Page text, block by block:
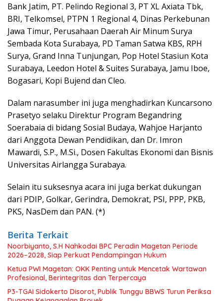
Bank Jatim, PT. Pelindo Regional 3, PT XL Axiata Tbk,
BRI, Telkomsel, PTPN 1 Regional 4, Dinas Perkebunan
Jawa Timur, Perusahaan Daerah Air Minum Surya
Sembada Kota Surabaya, PD Taman Satwa KBS, RPH
Surya, Grand Inna Tunjungan, Pop Hotel Stasiun Kota
Surabaya, Leedon Hotel & Suites Surabaya, Jamu Iboe,
Bogasari, Kopi Bujend dan Cleo.
Dalam narasumber ini juga menghadirkan Kuncarsono
Prasetyo selaku Direktur Program Begandring
Soerabaia di bidang Sosial Budaya, Wahjoe Harjanto
dari Anggota Dewan Pendidikan, dan Dr. Imron
Mawardi, S.P., M.Si., Dosen Fakultas Ekonomi dan Bisnis
Universitas Airlangga Surabaya.
Selain itu suksesnya acara ini juga berkat dukungan
dari PDIP, Golkar, Gerindra, Demokrat, PSI, PPP, PKB,
PKS, NasDem dan PAN. (*)
Berita Terkait
Noorbiyanto, S.H Nahkodai BPC Peradin Magetan Periode
2026–2028, Siap Perkuat Pendampingan Hukum
Ketua PWI Magetan: OKK Penting untuk Mencetak Wartawan
Profesional, Berintegritas dan Terpercaya
P3-TGAI Sidokerto Disorot, Publik Tunggu BBWS Turun Periksa